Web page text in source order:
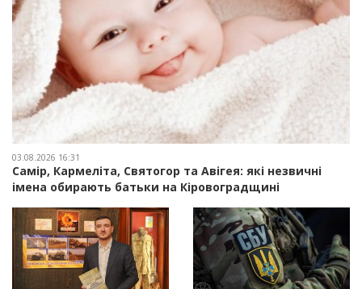
03.08.2026 16:31
Самір, Кармеліта, Святогор та Авігея: які незвичні
імена обирають батьки на Кіровоградщині